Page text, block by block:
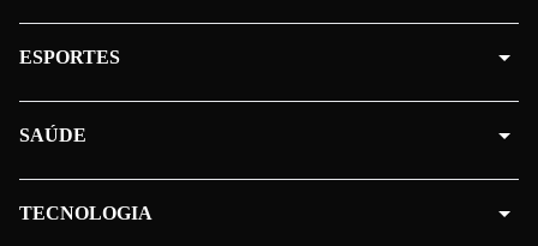
ESPORTES
SAÚDE
TECNOLOGIA